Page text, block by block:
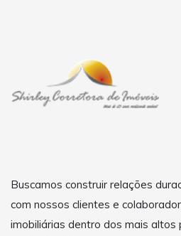
Buscamos construir relações
com nossos clientes e
imobiliárias dentro dos mais altos